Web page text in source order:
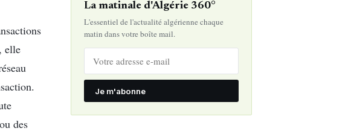
elle
des
La matinale d'Algérie 360°
L'essentiel de l'actualité algérienne chaque
matin dans votre boîte mail.
Je m'abonne